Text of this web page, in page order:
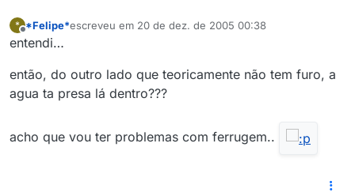
*
Offline
*Felipe*escreveu em 20 de dez. de 2005 00:38
última edição por
entendi…
então, do outro lado que teoricamente não tem furo, a
agua ta presa lá dentro???
acho que vou ter problemas com ferrugem..